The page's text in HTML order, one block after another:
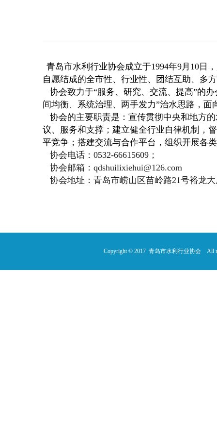
青岛市水利行业协会成立于1994年9月10日
自愿结成的全市性、行业性、团结互助、多
协会致力于“服务、研究、交流、提高”的
间均衡、系统治理、两手发力”治水思路，
协会的主要职责是：宣传贯彻中央和地方
议、服务和支撑；建立健全行业自律机制，
平竞争；搭建交流与合作平台，组织开展各
协会电话：0532-66615609；
协会邮箱：qdshuilixiehui@126.com
协会地址：青岛市崂山区苗岭路21号裕龙大
Copyright © 2017 青岛市水利行业协会 All